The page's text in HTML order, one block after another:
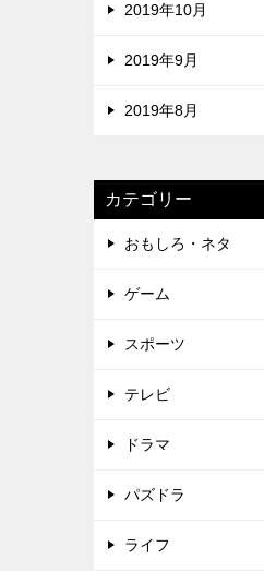
2019年10月
2019年9月
2019年8月
カテゴリー
おもしろ・ネタ
ゲーム
スポーツ
テレビ
ドラマ
パズドラ
ライフ